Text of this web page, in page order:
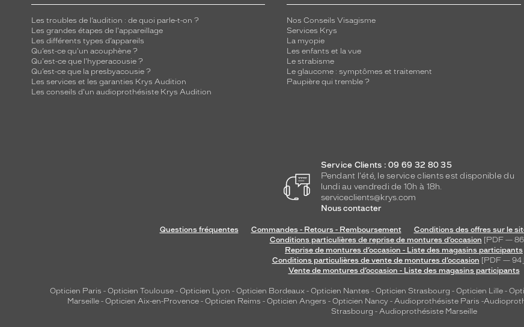
Les troubles de l’audition : de quoi parle-t-on ?
Les grandes étapes de l'appareillage
Les différents types d’appareils
Qu’est-ce qu'un acouphène ?
Qu'est-ce que l'hyperacousie ?
Qu’est-ce que la presbyacousie ?
Les services et les garanties Krys Audition
Les conseils d'un audioprothésiste Krys Audition
Nos Conseils Visagisme
Services Krys
La myopie
Les enfants et la vue
Le strabisme
Le glaucome : symptômes et traitement
Paupière qui tremble ?
Service Clients : 09 69 32 80 35
Pendant l'été, le service clients est disponible du
lundi au vendredi de 10h à 18h.
serviceclients@krys.com
Nous contacter
Questions fréquentes Commandes - Retours - Remboursement Conditions des offres sur le
Conditions particulières de reprise de montures d’occasion [PDF — 86
Reprise de montures d’occasion - Liste des magasins participants
Conditions particulières de vente de montures d’occasion [PDF — 94
Vente de montures d’occasion - Liste des magasins participants
Opticien Paris - Opticien Toulouse - Opticien Lyon - Opticien Bordeaux - Opticien Nantes - Opticien Strasbourg - Opticien Lille -
Marseille - Opticien Aix-en-Provence - Opticien Reims - Opticien Angers - Opticien Nancy - Audioprothésiste Paris -
Strasbourg - Audioprothésiste Marseille